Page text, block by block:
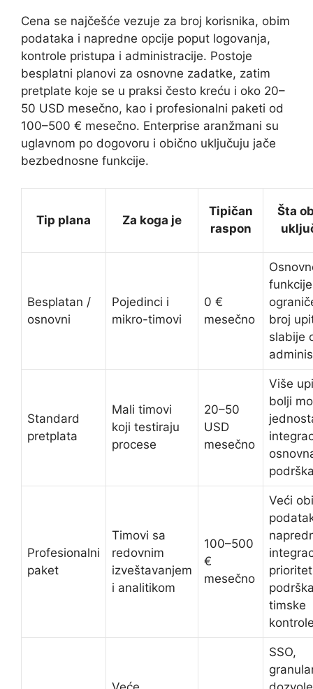
Cena se najčešće vezuje za broj korisnika, obim
podataka i napredne opcije poput logovanja,
kontrole pristupa i administracije. Postoje
besplatni planovi za osnovne zadatke, zatim
pretplate koje se u praksi često kreću i oko 20–
50 USD mesečno, kao i profesionalni paketi od
100–500 € mesečno. Enterprise aranžmani su
uglavnom po dogovoru i obično uključuju jače
bezbednosne funkcije.
Tip plana Za koga je
Tipičan
raspon
Šta
Besplatan /
osnovni
Pojedinci i
mikro-timovi
0 €
mesečno
broj
slabije
Standard
pretplata
Mali timovi
koji testiraju
procese
20–50
USD
mesečno
Više
bolji
Profesionalni
paket
Timovi sa
redovnim
izveštavanjem
i analitikom
100–500
€
mesečno
Veći
timske
SSO,